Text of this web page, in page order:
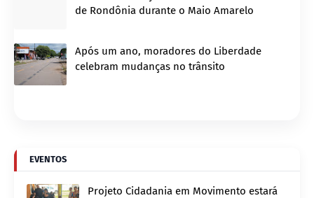
de Rondônia durante o Maio Amarelo
Após um ano, moradores do Liberdade
celebram mudanças no trânsito
EVENTOS
Projeto Cidadania em Movimento estará